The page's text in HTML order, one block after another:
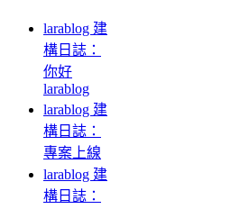
larablog 建
構日誌：
你好
larablog
larablog 建
構日誌：
專案上線
larablog 建
構日誌：